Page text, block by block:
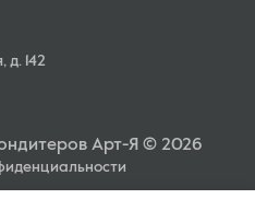
д. 142
Арт-Я © 2026